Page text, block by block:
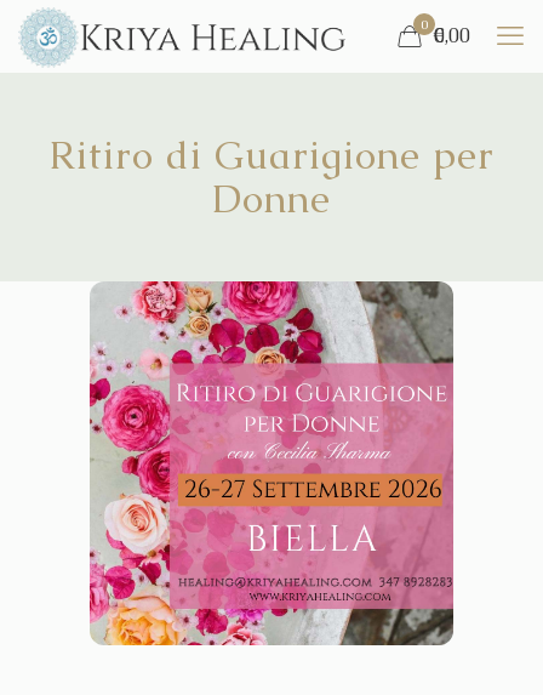
0 €
0,00
Ritiro di Guarigione per
Donne